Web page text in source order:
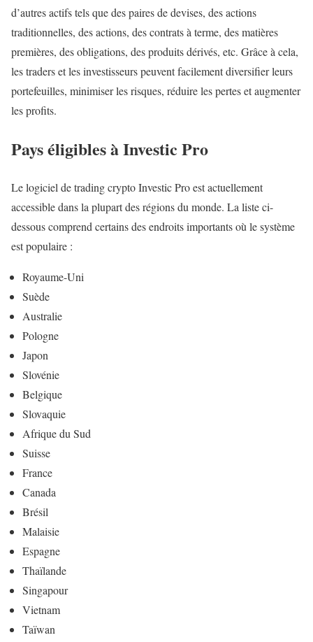
d’autres actifs tels que des paires de devises, des actions
traditionnelles, des actions, des contrats à terme, des matières
premières, des obligations, des produits dérivés, etc. Grâce à cela,
les traders et les investisseurs peuvent facilement diversifier leurs
portefeuilles, minimiser les risques, réduire les pertes et augmenter
les profits.
Pays éligibles à Investic Pro
Le logiciel de trading crypto Investic Pro est actuellement
accessible dans la plupart des régions du monde. La liste ci-
dessous comprend certains des endroits importants où le système
est populaire :
Royaume-Uni
Suède
Australie
Pologne
Japon
Slovénie
Belgique
Slovaquie
Afrique du Sud
Suisse
France
Canada
Brésil
Malaisie
Espagne
Thaïlande
Singapour
Vietnam
Taïwan